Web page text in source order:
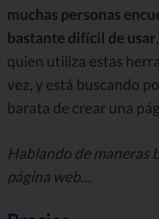
muchas personas
bastante difícil de usar
quien utiliza estas
vez, y está buscando
barata de crear una
Hablando de maneras
página web…